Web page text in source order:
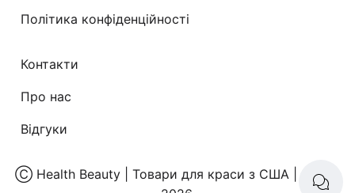
Політика конфіденційності
Контакти
Про нас
Відгуки
Ⓒ Health Beauty | Товари для краси з США | 2008-